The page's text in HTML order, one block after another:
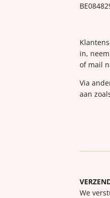
in,
of mail
Via
aan
We